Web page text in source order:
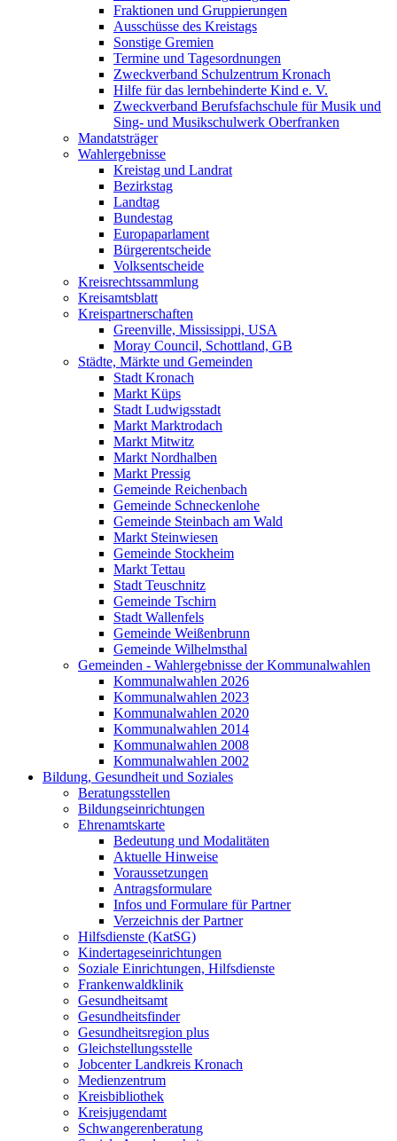
Fraktionen und Gruppierungen
Ausschüsse des Kreistags
Sonstige Gremien
Termine und Tagesordnungen
Zweckverband Schulzentrum Kronach
Hilfe für das lernbehinderte Kind e. V.
Zweckverband Berufsfachschule für Musik und
Sing- und Musikschulwerk Oberfranken
Mandatsträger
Wahlergebnisse
Kreistag und Landrat
Bezirkstag
Landtag
Bundestag
Europaparlament
Bürgerentscheide
Volksentscheide
Kreisrechtssammlung
Kreisamtsblatt
Kreispartnerschaften
Greenville, Mississippi, USA
Moray Council, Schottland, GB
Städte, Märkte und Gemeinden
Stadt Kronach
Markt Küps
Stadt Ludwigsstadt
Markt Marktrodach
Markt Mitwitz
Markt Nordhalben
Markt Pressig
Gemeinde Reichenbach
Gemeinde Schneckenlohe
Gemeinde Steinbach am Wald
Markt Steinwiesen
Gemeinde Stockheim
Markt Tettau
Stadt Teuschnitz
Gemeinde Tschirn
Stadt Wallenfels
Gemeinde Weißenbrunn
Gemeinde Wilhelmsthal
Gemeinden - Wahlergebnisse der Kommunalwahlen
Kommunalwahlen 2026
Kommunalwahlen 2023
Kommunalwahlen 2020
Kommunalwahlen 2014
Kommunalwahlen 2008
Kommunalwahlen 2002
Bildung, Gesundheit und Soziales
Beratungsstellen
Bildungseinrichtungen
Ehrenamtskarte
Bedeutung und Modalitäten
Aktuelle Hinweise
Voraussetzungen
Antragsformulare
Infos und Formulare für Partner
Verzeichnis der Partner
Hilfsdienste (KatSG)
Kindertageseinrichtungen
Soziale Einrichtungen, Hilfsdienste
Frankenwaldklinik
Gesundheitsamt
Gesundheitsfinder
Gesundheitsregion plus
Gleichstellungsstelle
Jobcenter Landkreis Kronach
Medienzentrum
Kreisbibliothek
Kreisjugendamt
Schwangerenberatung